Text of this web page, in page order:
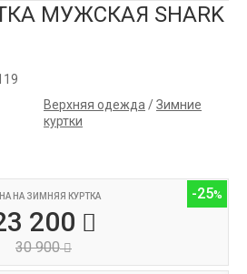
МУЖСКАЯ SHARK
Верхняя одежда /Зимние
куртки
-25
НА ЗИМНЯЯ КУРТКА
200
30 900